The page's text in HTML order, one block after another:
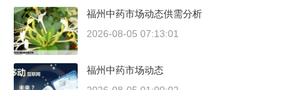
福州中药市场动态供需分析
2026-08-05 07:13:01
福州中药市场动态